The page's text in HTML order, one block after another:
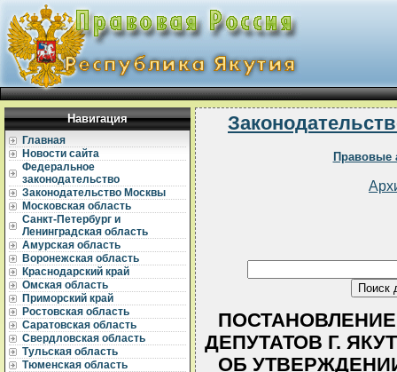
Навигация
Главная
Новости сайта
Федеральное
законодательство
Законодательство Москвы
Московская область
Санкт-Петербург и
Ленинградская область
Амурская область
Воронежская область
Краснодарский край
Омская область
Приморский край
Ростовская область
Саратовская область
Свердловская область
Тульская область
Тюменская область
Правовые
ДЕПУТАТОВ Г.
ОБ